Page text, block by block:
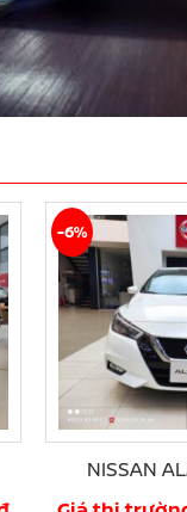
NISSAN
-6%